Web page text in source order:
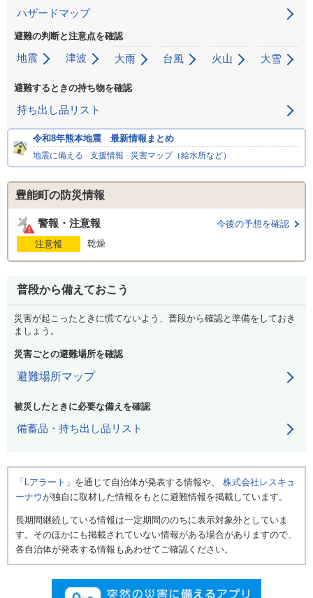
ハザードマップ
避難の判断と注意点を確認
地震 津波 大雨 台風 火山 大雪
避難するときの持ち物を確認
持ち出し品リスト
令和8年熊本地震 最新情報まとめ
地震に備える - 支援情報 - 災害マップ（給水所など）
豊能町の防災情報
警報・注意報
今後の予想を確認
注意報
乾燥
普段から備えておこう
災害が起こったときに慌てないよう、普段から確認と準備をしておき
ましょう。
災害ごとの避難場所を確認
避難場所マップ
被災したときに必要な備えを確認
備蓄品・持ち出し品リスト
「Lアラート」 を通じて自治体が発表する情報や、 株式会社レスキュ
ーナウが独自に取材した情報をもとに避難情報を掲載しています。
長期間継続している情報は一定期間ののちに表示対象外としていま
す。そのほかにも掲載されていない情報がある場合がありますので、
各自治体が発表する情報もあわせてご確認ください。